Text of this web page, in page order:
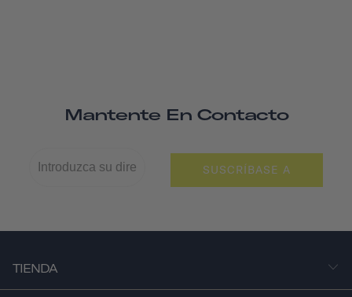
Mantente En Contacto
SUSCRÍBASE A
TIENDA